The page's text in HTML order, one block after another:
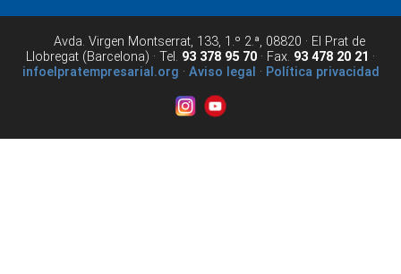
Avda. Virgen Montserrat, 133, 1.º 2.ª, 08820 · El Prat de
Llobregat (Barcelona) · Tel. 93 378 95 70 · Fax. 93 478 20 21 ·
infoelpratempresarial.org · Aviso legal · Política privacidad